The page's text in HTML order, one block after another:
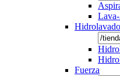
Fuerza